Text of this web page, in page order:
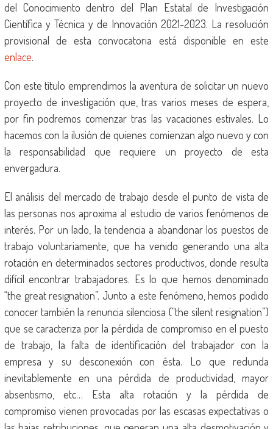
del Conocimiento dentro del Plan Estatal de Investigación
Científica y Técnica y de Innovación 2021-2023. La resolución
provisional de esta convocatoria está disponible en este
enlace.
Con este título emprendimos la aventura de solicitar un nuevo
proyecto de investigación que, tras varios meses de espera,
por fin podremos comenzar tras las vacaciones estivales. Lo
hacemos con la ilusión de quienes comienzan algo nuevo y con
la responsabilidad que requiere un proyecto de esta
envergadura.
El análisis del mercado de trabajo desde el punto de vista de
las personas nos aproxima al estudio de varios fenómenos de
interés. Por un lado, la tendencia a abandonar los puestos de
trabajo voluntariamente, que ha venido generando una alta
rotación en determinados sectores productivos, donde resulta
difícil encontrar trabajadores. Es lo que hemos denominado
“the great resignation”. Junto a este fenómeno, hemos podido
conocer también la renuncia silenciosa (“the silent resignation”)
que se caracteriza por la pérdida de compromiso en el puesto
de trabajo, la falta de identificación del trabajador con la
empresa y su desconexión con ésta. Lo que redunda
inevitablemente en una pérdida de productividad, mayor
absentismo, etc… Esta alta rotación y la pérdida de
compromiso vienen provocadas por las escasas expectativas o